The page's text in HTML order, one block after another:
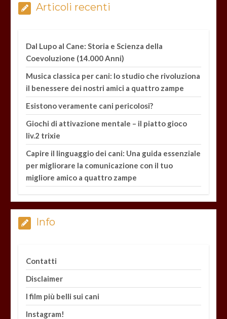
Articoli recenti
Dal Lupo al Cane: Storia e Scienza della
Coevoluzione (14.000 Anni)
Musica classica per cani: lo studio che rivoluziona
il benessere dei nostri amici a quattro zampe
Esistono veramente cani pericolosi?
Giochi di attivazione mentale – il piatto gioco
liv.2 trixie
Capire il linguaggio dei cani: Una guida essenziale
per migliorare la comunicazione con il tuo
migliore amico a quattro zampe
Info
Contatti
Disclaimer
I film più belli sui cani
Instagram!